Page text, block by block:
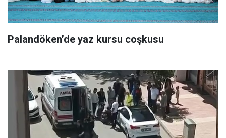
Palandöken’de yaz kursu coşkusu